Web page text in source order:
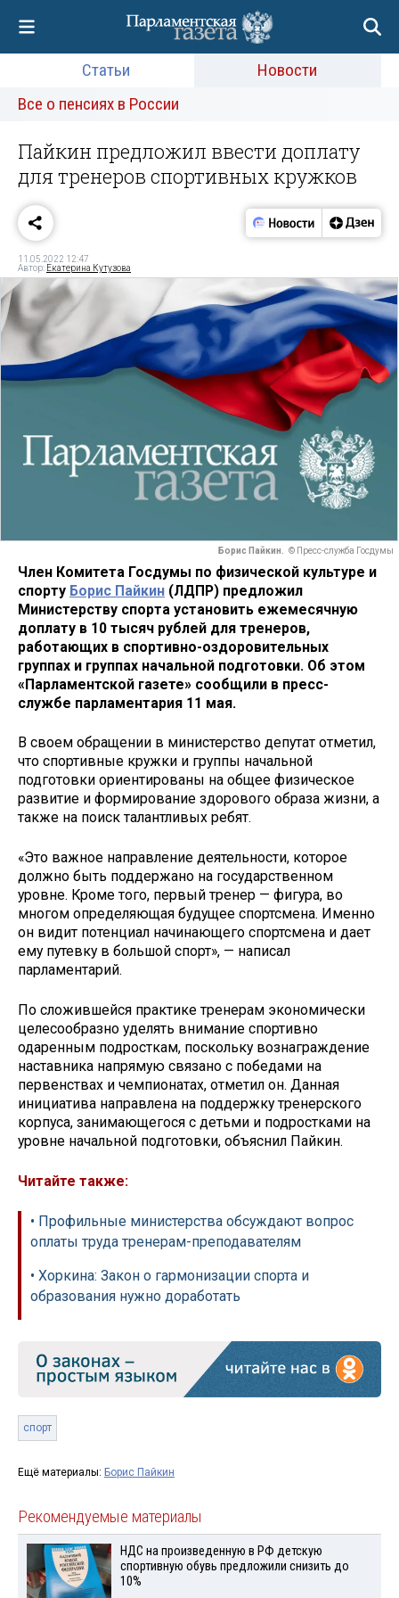
Статьи
Новости
Все о пенсиях в России
Пайкин предложил ввести доплату
для тренеров спортивных кружков
11.05.2022 12:47
Автор: Екатерина Кутузова
Борис Пайкин. © Пресс-служба Госдумы
Член Комитета Госдумы по физической культуре и
спорту Борис Пайкин (ЛДПР) предложил
Министерству спорта установить ежемесячную
доплату в 10 тысяч рублей для тренеров,
работающих в спортивно-оздоровительных
группах и группах начальной подготовки. Об этом
«Парламентской газете» сообщили в пресс-
службе парламентария 11 мая.
В своем обращении в министерство депутат отметил,
что спортивные кружки и группы начальной
подготовки ориентированы на общее физическое
развитие и формирование здорового образа жизни, а
также на поиск талантливых ребят.
«Это важное направление деятельности, которое
должно быть поддержано на государственном
уровне. Кроме того, первый тренер — фигура, во
многом определяющая будущее спортсмена. Именно
он видит потенциал начинающего спортсмена и дает
ему путевку в большой спорт», — написал
парламентарий.
По сложившейся практике тренерам экономически
целесообразно уделять внимание спортивно
одаренным подросткам, поскольку вознаграждение
наставника напрямую связано с победами на
первенствах и чемпионатах, отметил он. Данная
инициатива направлена на поддержку тренерского
корпуса, занимающегося с детьми и подростками на
уровне начальной подготовки, объяснил Пайкин.
Читайте также:
• Профильные министерства обсуждают вопрос
оплаты труда тренерам-преподавателям
• Хоркина: Закон о гармонизации спорта и
образования нужно доработать
спорт
Ещё материалы: Борис Пайкин
Рекомендуемые материалы
НДС на произведенную в РФ детскую
спортивную обувь предложили снизить до
10%